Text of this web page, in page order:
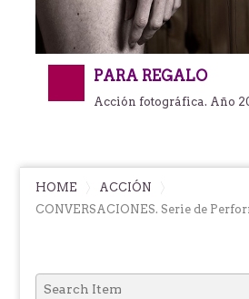
PARA REGALO
Acción fotográfica. Año
HOME
ACCIÓN
CONVERSACIONES. Serie de
SEARCH